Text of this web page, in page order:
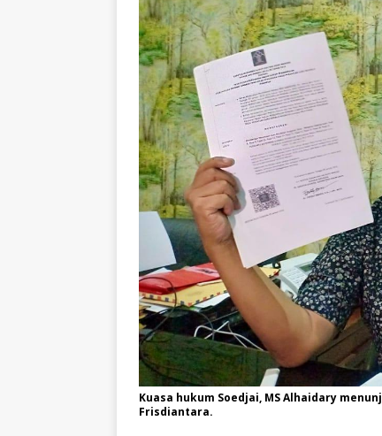
Kuasa hukum Soedjai, MS Alhaidary
Frisdiantara.